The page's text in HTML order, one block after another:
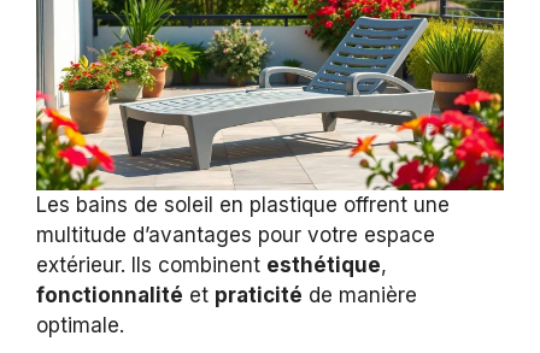
Les bains de soleil en plastique offrent une
multitude d’avantages pour votre espace
extérieur. Ils combinent esthétique,
fonctionnalité et praticité de manière
optimale.